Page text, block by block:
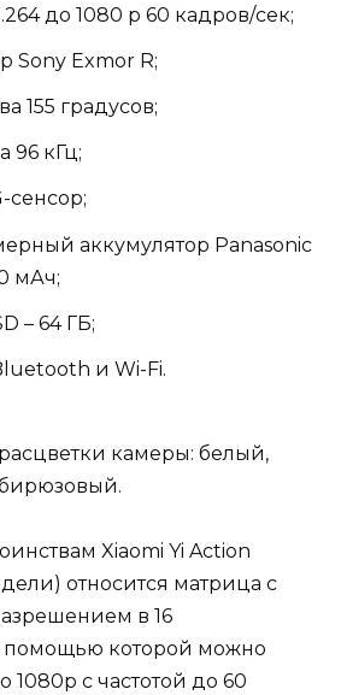
до 1080 р 60 кадров/сек;
Sony Exmor R;
155 градусов;
96 кГц;
сенсор;
аккумулятор Panasonic
мАч;
– 64 ГБ;
и Wi-Fi.
камеры: белый,
Xiaomi Yi Action
относится матрица с
в 16
помощью которой можно
1080р с частотой до 60